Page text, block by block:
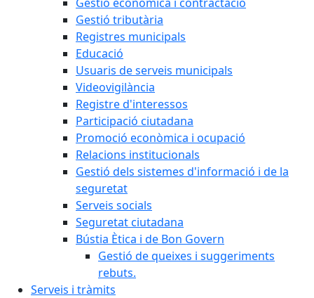
Gestió tributària
Registres municipals
Educació
Usuaris de serveis municipals
Videovigilància
Registre d'interessos
Participació ciutadana
Promoció econòmica i ocupació
Relacions institucionals
Gestió dels sistemes d'informació i de la
seguretat
Serveis socials
Seguretat ciutadana
Bústia Ètica i de Bon Govern
Gestió de queixes i suggeriments
rebuts.
Serveis i tràmits